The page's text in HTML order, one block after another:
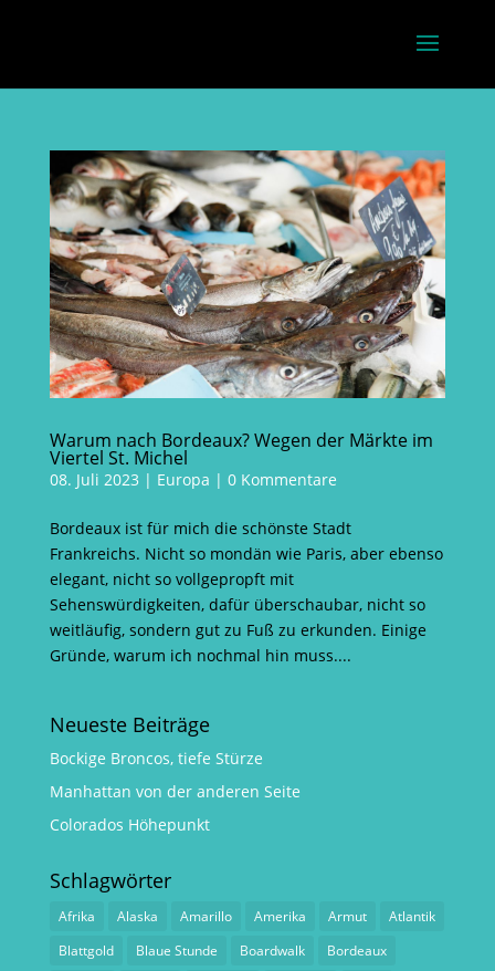
Warum nach Bordeaux? Wegen der Märkte im
Viertel St. Michel
08. Juli 2023 | Europa | 0 Kommentare
Bordeaux ist für mich die schönste Stadt
Frankreichs. Nicht so mondän wie Paris, aber ebenso
elegant, nicht so vollgepropft mit
Sehenswürdigkeiten, dafür überschaubar, nicht so
weitläufig, sondern gut zu Fuß zu erkunden. Einige
Gründe, warum ich nochmal hin muss....
Neueste Beiträge
Bockige Broncos, tiefe Stürze
Manhattan von der anderen Seite
Colorados Höhepunkt
Schlagwörter
Afrika Alaska Amarillo Amerika Armut
Atlantik
Blattgold
Blaue Stunde Boardwalk
Bordeaux